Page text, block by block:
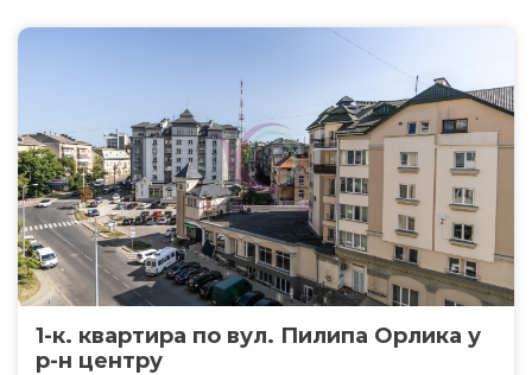
1-к. квартира по вул. Пилипа Орлика у
р-н центру